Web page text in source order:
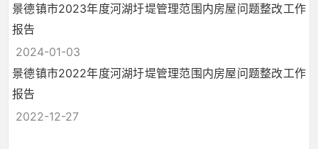
景德镇市2023年度河湖圩堤管理范围内房屋问题整改工作
报告
2024-01-03
景德镇市2022年度河湖圩堤管理范围内房屋问题整改工作
报告
2022-12-27